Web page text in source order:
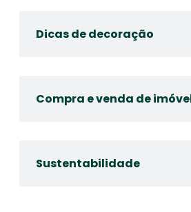
Dicas de decoração
Compra e venda de
Sustentabilidade